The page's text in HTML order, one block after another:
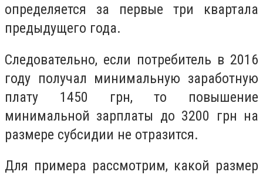
определяется за первые три квартала
предыдущего года.
Следовательно, если потребитель в 2016
году получал минимальную заработную
плату 1450 грн, то повышение
минимальной зарплаты до 3200 грн на
размере субсидии не отразится.
Для примера рассмотрим, какой размер